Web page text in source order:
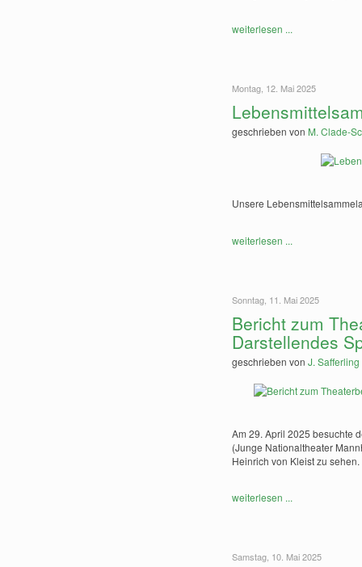
weiterlesen ...
Montag, 12. Mai 2025
geschrieben von M. Clade-
Unsere
weiterlesen ...
Sonntag, 11. Mai 2025
Bericht zum
Darstellendes
geschrieben von J. Safferling
Am 29. April 2025 besuchte
(Junge Nationaltheater
Heinrich von Kleist zu sehen.
weiterlesen ...
Samstag, 10. Mai 2025